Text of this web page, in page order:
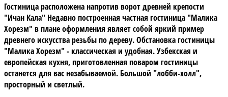
Гостиница расположена напротив ворот древней крепости
"Ичан Кала" Недавно построенная частная гостиница "Малика
Хорезм" в плане оформления являет собой яркий пример
древнего искусства резьбы по дереву. Обстановка гостиницы
"Малика Хорезм" - классическая и удобная. Узбекская и
европейская кухня, приготовленная поваром гостиницы
останется для вас незабываемой. Большой "лобби-холл",
просторный и светлый.